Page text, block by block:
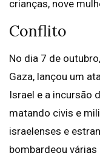
crianças, nove
Conflito
No dia 7 de
Gaza, lançou um
Israel e a incursão
matando civis e
israelenses e
bombardeou